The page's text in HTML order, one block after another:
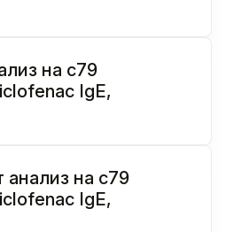
на c79
IgE,
анализ на c79
IgE,